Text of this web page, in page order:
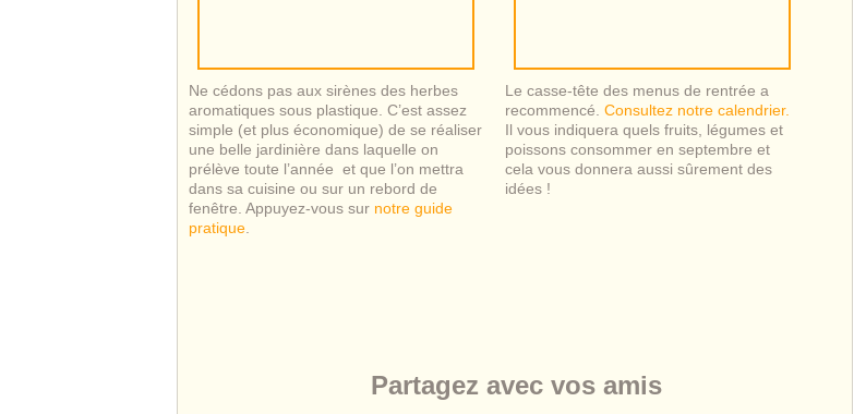
Ne cédons pas aux sirènes des herbes
aromatiques sous plastique. C’est assez
simple (et plus économique) de se réaliser
une belle jardinière dans laquelle on
prélève toute l’année et que l’on mettra
dans sa cuisine ou sur un rebord de
fenêtre. Appuyez-vous sur notre guide
pratique
Le casse-tête des menus de rentrée a
recommencé. Consultez notre calendrier.
Il vous indiquera quels fruits, légumes et
poissons consommer en septembre et
cela vous donnera aussi sûrement des
idées !
Partagez avec vos amis